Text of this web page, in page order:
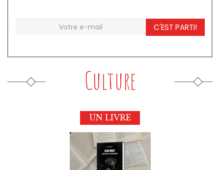
C'EST PARTI!
Culture
UN LIVRE